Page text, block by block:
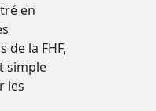
en
la FHF,
simple
les